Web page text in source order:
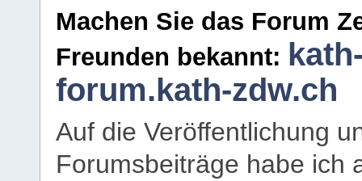
Machen Sie das Forum
Freunden bekannt:
forum.kath-zdw.ch
Auf die Veröffentlichung
Forumsbeiträge habe ich